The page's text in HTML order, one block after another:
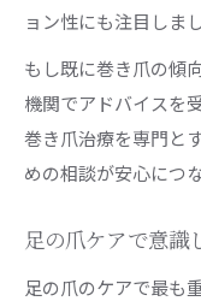
ョン性にも注目しま
もし既に巻き爪の傾
機関でアドバイスを
巻き爪治療を専門と
めの相談が安心につ
足の爪ケアで意識
足の爪のケアで最も